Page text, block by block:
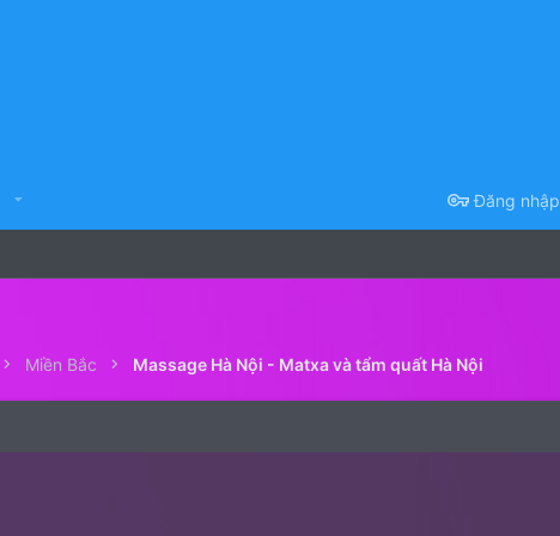
Đăng nhập
Miền Bắc Massage Hà Nội - Matxa và tẩm quất Hà Nội